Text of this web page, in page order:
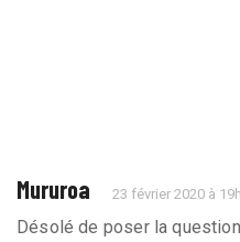
Mururoa 23 février 2020 à
Désolé de poser la